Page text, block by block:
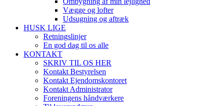
Vægge og lofter
Udsugning og aftræk
HUSK LIGE
Retningslinjer
En god dag til os alle
KONTAKT
SKRIV TIL OS HER
Kontakt Bestyrelsen
Kontakt Ejendomskontoret
Kontakt Administrator
Foreningens håndværkere